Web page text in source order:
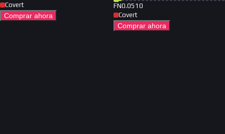
Covert
Comprar ahora
FN0.0510
Covert
Comprar ahora